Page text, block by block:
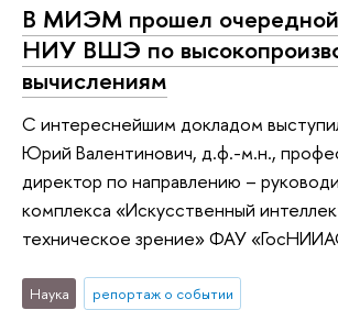
В МИЭМ прошел
НИУ ВШЭ по
вычислениям
С интереснейшим докладом
Юрий Валентинович, д.ф.-м.н.,
директор по направлению –
комплекса «Искусственный
техническое зрение» ФАУ
Наука репортаж о событии